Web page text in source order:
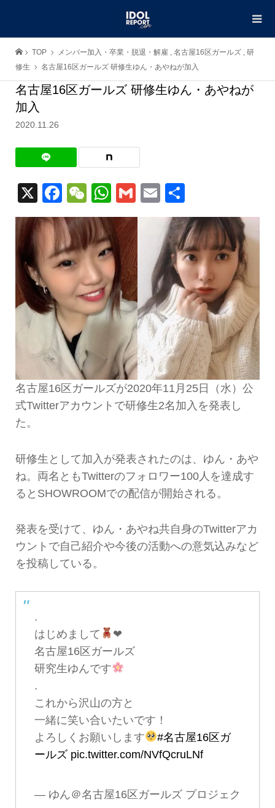
TOP メンバー加入・卒業・脱退・解雇 , 名古屋16区ガールズ , 研
修生
名古屋16区ガールズ 研修生ゆん・あやねが加入
名古屋16区ガールズ 研修生ゆん・あやねが
加入
2020.11.26
X Facebook
WeChat
WhatsApp
GmailEmail
有
名古屋16区ガールズが2020年11月25日（水）公
式Twitterアカウントで研修生2名加入を発表し
た。
研修生として加入が発表されたのは、ゆん・あや
ね。両名ともTwitterのフォロワー100人を達成す
るとSHOWROOMでの配信が開始される。
発表を受けて、ゆん・あやね共自身のTwitterアカ
ウントで自己紹介や今後の活動への意気込みなど
を投稿している。
.
はじめまして
❤︎
名古屋16区ガールズ
研究生ゆんです
.
これから沢山の方と
一緒に笑い合いたいです！
よろしくお願いします
#名古屋16区ガ
ールズ pic.twitter.com/NVfQcruLNf
— ゆん＠名古屋16区ガールズ プロジェク